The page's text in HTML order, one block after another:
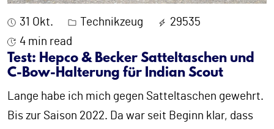
31 Okt. Technikzeug
29535
4 min read
Test: Hepco & Becker Satteltaschen und
C-Bow-Halterung für Indian Scout
Lange habe ich mich gegen Satteltaschen gewehrt.
Bis zur Saison 2022. Da war seit Beginn klar, dass